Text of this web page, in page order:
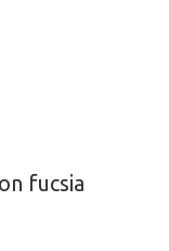
fucsia